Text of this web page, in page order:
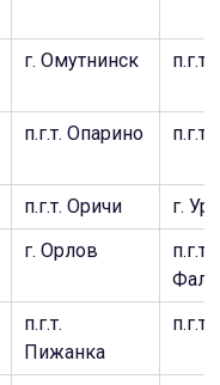
г. Омутнинск
п.г.т. Опарино п.г.т.
п.г.т. Оричи
г.
г. Орлов
п.г.т.
п.г.т.
Пижанка